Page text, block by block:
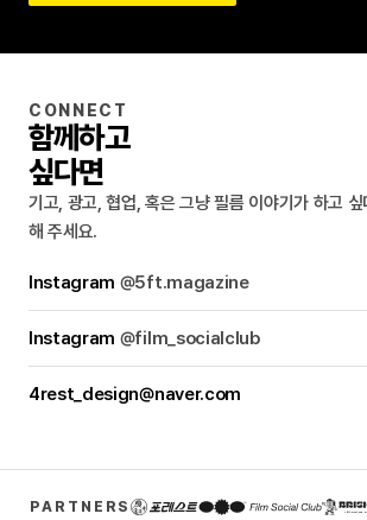
CONNECT
함께하고
싶다면
기고, 광고, 협업, 혹은 그냥 필름 이야기가 하고
해 주세요.
Instagram @5ft.magazine
Instagram @film_socialclub
4rest_design@naver.com
PARTNERS